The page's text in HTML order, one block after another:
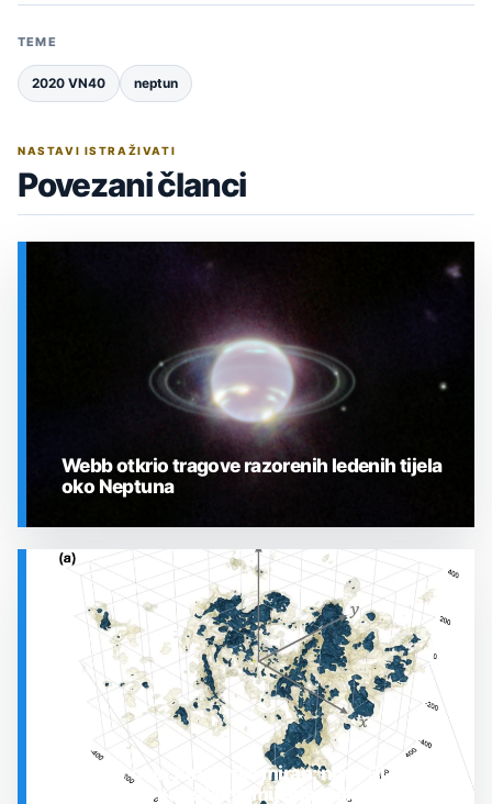
TEME
2020 VN40 neptun
NASTAVI ISTRAŽIVATI
Povezani članci
SVEMIR
Webb otkrio tragove razorenih ledenih tijela
oko Neptuna
Prostor oko Sunca nije miran: nova 3D karta
otkrila plin koji stalno mijenja stanje